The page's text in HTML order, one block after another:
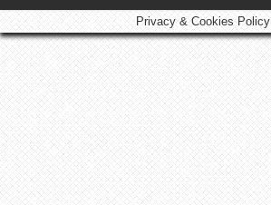
Privacy & Cookies Policy